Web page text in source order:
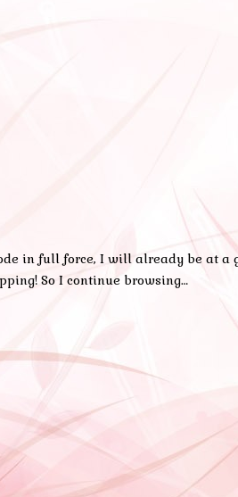
in full force, I will already be at
So I continue browsing…